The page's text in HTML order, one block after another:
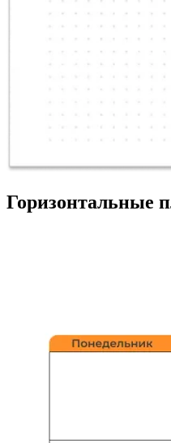
Горизонтальные